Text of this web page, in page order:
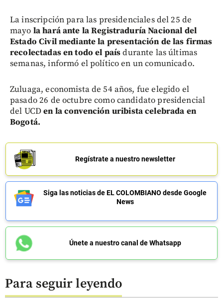
La inscripción para las presidenciales del 25 de
mayo la hará ante la Registraduría Nacional del
Estado Civil mediante la presentación de las firmas
recolectadas en todo el paísdurante las últimas
semanas, informó el político en un comunicado.
Zuluaga, economista de 54 años, fue elegido el
pasado 26 de octubre como candidato presidencial
del UCDen la convención uribista celebrada en
Bogotá.
Regístrate a nuestro newsletter
Siga las noticias de EL COLOMBIANO desde Google
News
Únete a nuestro canal de Whatsapp
Para seguir leyendo